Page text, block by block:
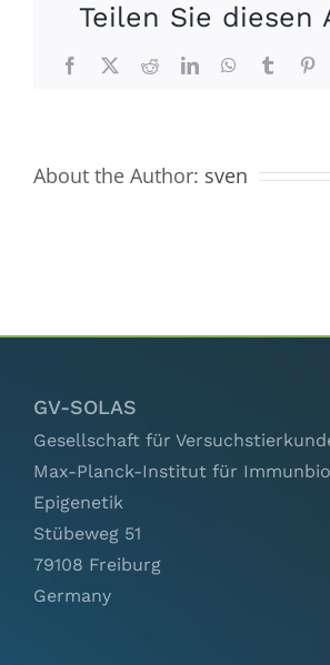
Kontakt
Teilen Sie diesen
Facebook
X RedditLinkedInWhatsApp
Tumblr
About the Author: sven
GV-SOLAS
Gesellschaft für
Max-Planck-Institut für
Epigenetik
Stübeweg 51
79108 Freiburg
Germany